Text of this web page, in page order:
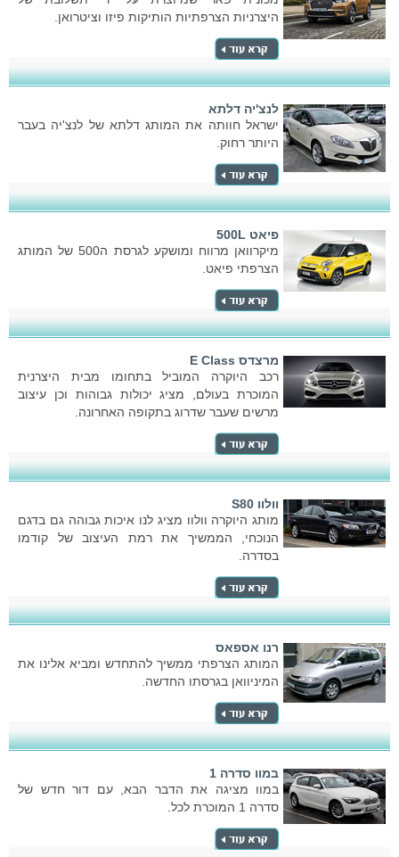
היצרניות הצרפתיות הותיקות פיזו וציטרואן.
לנצ'יה דלתא
ישראל חוותה את המותג דלתא של לנצ'יה בעבר
היותר רחוק.
פיאט 500L
מיקרוואן מרווח ומושקע לגרסת ה500 של המותג
הצרפתי פיאט.
מרצדס E Class
רכב היוקרה המוביל בתחומו מבית היצרנית
המוכרת בעולם, מציג יכולות גבוהות וכן עיצוב
מרשים שעבר שדרוג בתקופה האחרונה.
וולוו S80
מותג היוקרה וולוו מציג לנו איכות גבוהה גם בדגם
הנוכחי, הממשיך את רמת העיצוב של קודמו
בסדרה.
רנו אספאס
המותג הצרפתי ממשיך להתחדש ומביא אלינו את
המיניוואן בגרסתו החדשה.
במוו סדרה 1
במוו מציגה את הדבר הבא, עם דור חדש של
סדרה 1 המוכרת לכל.